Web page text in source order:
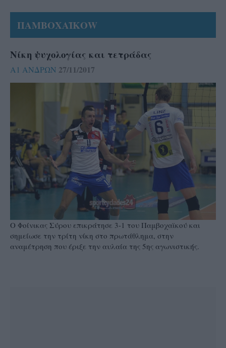
ΠΑΜΒΟΧΑΪΚΟW
Νίκη ψυχολογίας και τετράδας
Α1 ΑΝΔΡΩΝ 27/11/2017
Ο Φοίνικας Σύρου επικράτησε 3-1 του Παμβοχαϊκού και
σημείωσε την τρίτη νίκη στο πρωτάθλημα, στην
αναμέτρηση που έριξε την αυλαία της 5ης αγωνιστικής.